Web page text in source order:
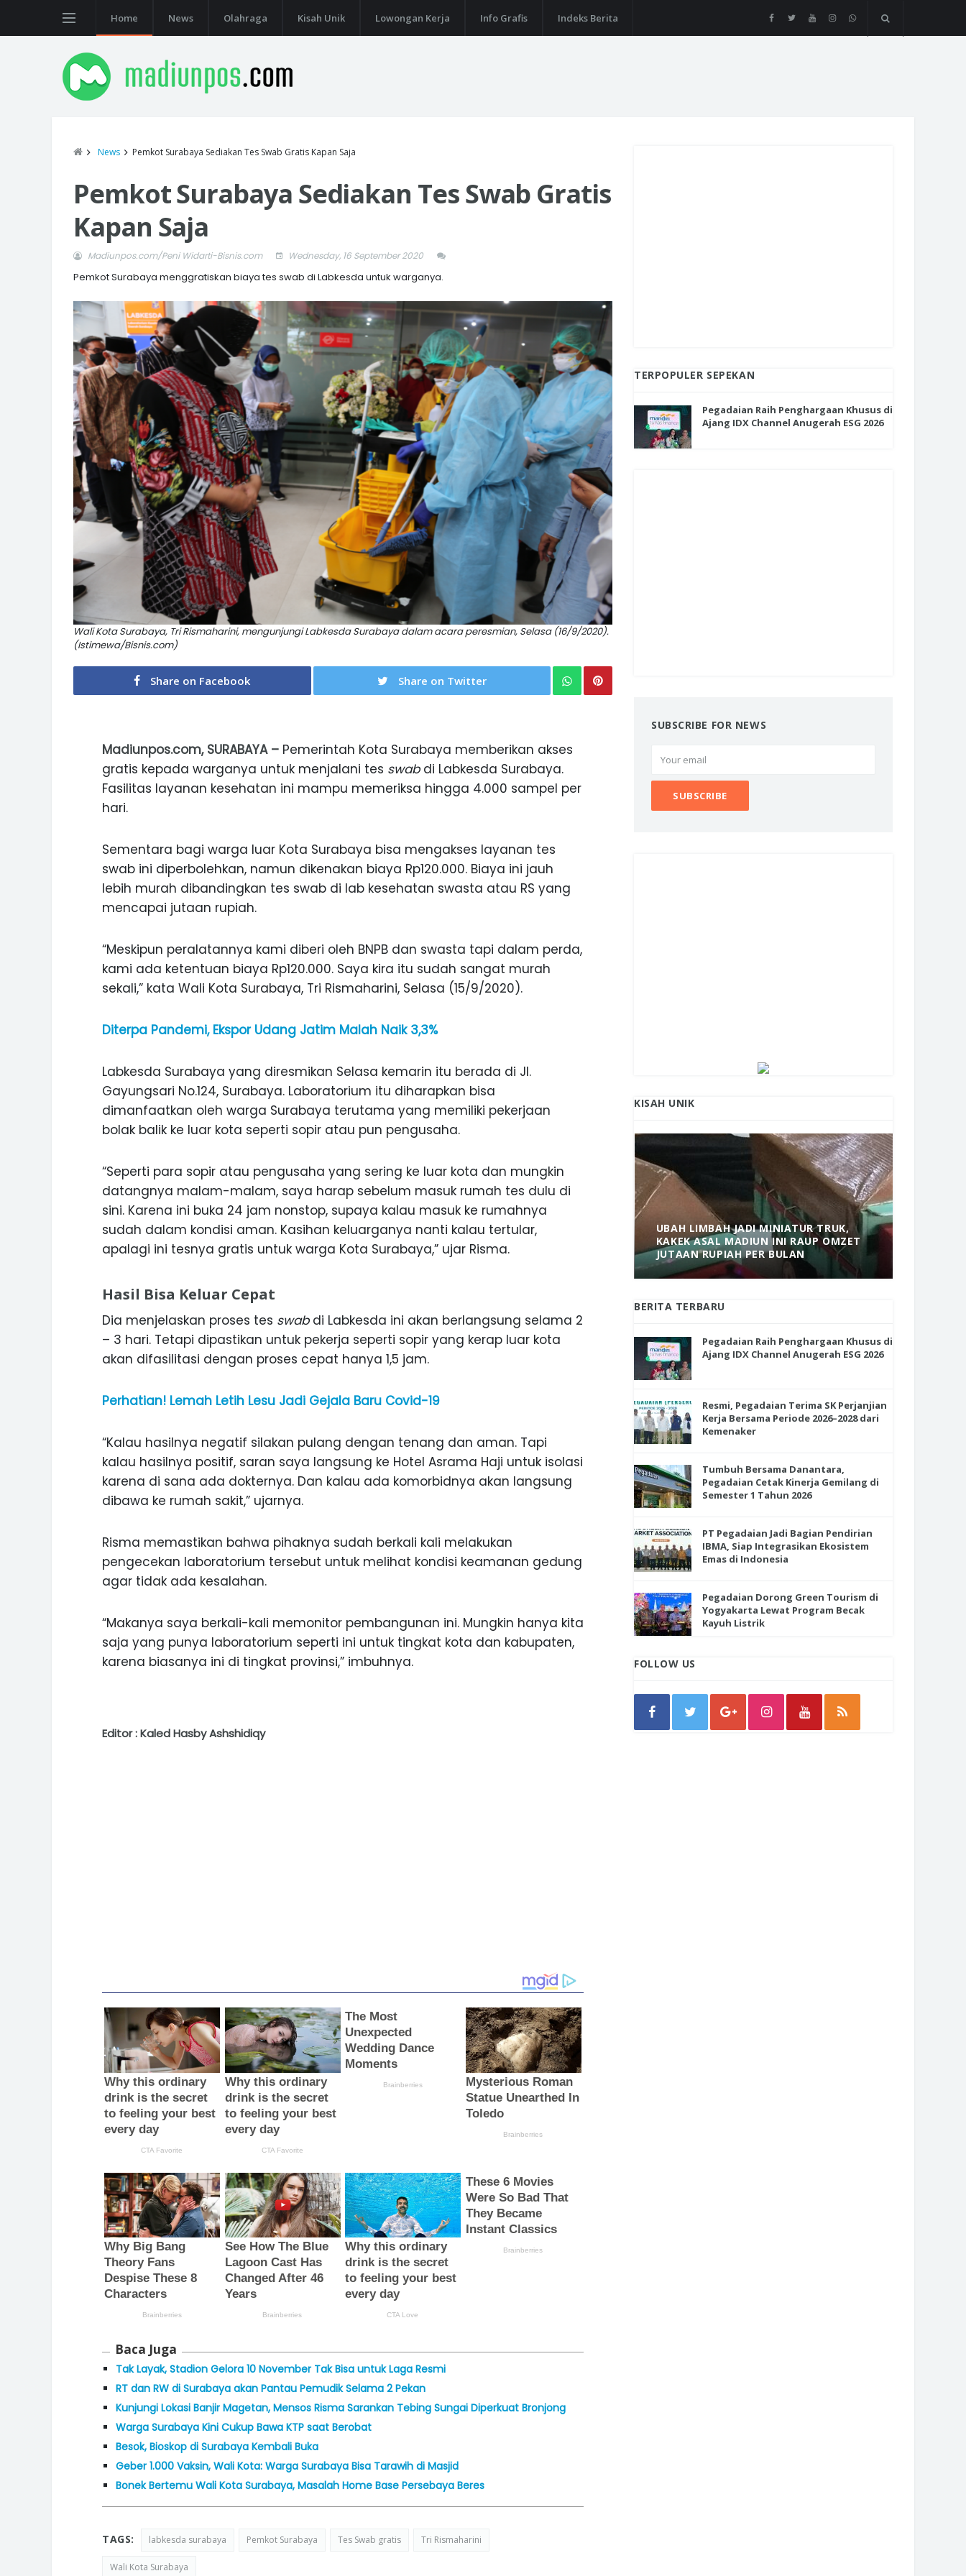
Home News Olahraga Kisah Unik Lowongan Kerja Info Grafis Indeks Berita
News Pemkot Surabaya Sediakan Tes Swab Gratis Kapan Saja
Pemkot Surabaya Sediakan Tes Swab Gratis
Kapan Saja
Madiunpos.com/Peni Widarti-Bisnis.com Wednesday, 16 September 2020
Pemkot Surabaya menggratiskan biaya tes swab di Labkesda untuk warganya.
Wali Kota Surabaya, Tri Rismaharini, mengunjungi Labkesda Surabaya dalam acara peresmian, Selasa (16/9/2020).
(Istimewa/Bisnis.com)
Share on Facebook Share on Twitter
Madiunpos.com, SURABAYA – Pemerintah Kota Surabaya memberikan akses
gratis kepada warganya untuk menjalani tes swab di Labkesda Surabaya.
Fasilitas layanan kesehatan ini mampu memeriksa hingga 4.000 sampel per
hari.
Sementara bagi warga luar Kota Surabaya bisa mengakses layanan tes
swab ini diperbolehkan, namun dikenakan biaya Rp120.000. Biaya ini jauh
lebih murah dibandingkan tes swab di lab kesehatan swasta atau RS yang
mencapai jutaan rupiah.
“Meskipun peralatannya kami diberi oleh BNPB dan swasta tapi dalam perda,
kami ada ketentuan biaya Rp120.000. Saya kira itu sudah sangat murah
sekali,” kata Wali Kota Surabaya, Tri Rismaharini, Selasa (15/9/2020).
Diterpa Pandemi, Ekspor Udang Jatim Malah Naik 3,3%
Labkesda Surabaya yang diresmikan Selasa kemarin itu berada di Jl.
Gayungsari No.124, Surabaya. Laboratorium itu diharapkan bisa
dimanfaatkan oleh warga Surabaya terutama yang memiliki pekerjaan
bolak balik ke luar kota seperti sopir atau pun pengusaha.
“Seperti para sopir atau pengusaha yang sering ke luar kota dan mungkin
datangnya malam-malam, saya harap sebelum masuk rumah tes dulu di
sini. Karena ini buka 24 jam nonstop, supaya kalau masuk ke rumahnya
sudah dalam kondisi aman. Kasihan keluarganya nanti kalau tertular,
apalagi ini tesnya gratis untuk warga Kota Surabaya,” ujar Risma.
Hasil Bisa Keluar Cepat
Dia menjelaskan proses tes swabdi Labkesda ini akan berlangsung selama 2
– 3 hari. Tetapi dipastikan untuk pekerja seperti sopir yang kerap luar kota
akan difasilitasi dengan proses cepat hanya 1,5 jam.
Perhatian! Lemah Letih Lesu Jadi Gejala Baru Covid-19
“Kalau hasilnya negatif silakan pulang dengan tenang dan aman. Tapi
kalau hasilnya positif, saran saya langsung ke Hotel Asrama Haji untuk isolasi
karena di sana ada dokternya. Dan kalau ada komorbidnya akan langsung
dibawa ke rumah sakit,” ujarnya.
Risma memastikan bahwa pihaknya sudah berkali kali melakukan
pengecekan laboratorium tersebut untuk melihat kondisi keamanan gedung
agar tidak ada kesalahan.
“Makanya saya berkali-kali memonitor pembangunan ini. Mungkin hanya kita
saja yang punya laboratorium seperti ini untuk tingkat kota dan kabupaten,
karena biasanya ini di tingkat provinsi,” imbuhnya.
Editor : Kaled Hasby Ashshidiqy
Baca Juga
Tak Layak, Stadion Gelora 10 November Tak Bisa untuk Laga Resmi
RT dan RW di Surabaya akan Pantau Pemudik Selama 2 Pekan
Kunjungi Lokasi Banjir Magetan, Mensos Risma Sarankan Tebing Sungai Diperkuat Bronjong
Warga Surabaya Kini Cukup Bawa KTP saat Berobat
Besok, Bioskop di Surabaya Kembali Buka
Geber 1.000 Vaksin, Wali Kota: Warga Surabaya Bisa Tarawih di Masjid
Bonek Bertemu Wali Kota Surabaya, Masalah Home Base Persebaya Beres
TAGS: labkesda surabaya Pemkot Surabaya Tes Swab gratis Tri Rismaharini
Wali Kota Surabaya
TERPOPULER SEPEKAN
Pegadaian Raih Penghargaan Khusus di
Ajang IDX Channel Anugerah ESG 2026
SUBSCRIBE FOR NEWS
KISAH UNIK
MANIS, LEGIT, DAN PAHIT, NIKMATNYA
DURIAN SEGULUNG MADIUN
ANAK-ANAK BOJONEGORO DAN
NGANJUK SEKOLAH DI SMPN SARADAN
SEJAK 1996
UBAH LIMBAH JADI MINIATUR TRUK,
KAKEK ASAL MADIUN INI RAUP OMZET
JUTAAN RUPIAH PER BULAN
BERITA TERBARU
Pegadaian Raih Penghargaan Khusus di
Ajang IDX Channel Anugerah ESG 2026
Resmi, Pegadaian Terima SK Perjanjian
Kerja Bersama Periode 2026–2028 dari
Kemenaker
Tumbuh Bersama Danantara,
Pegadaian Cetak Kinerja Gemilang di
Semester 1 Tahun 2026
PT Pegadaian Jadi Bagian Pendirian
IBMA, Siap Integrasikan Ekosistem
Emas di Indonesia
Pegadaian Dorong Green Tourism di
Yogyakarta Lewat Program Becak
Kayuh Listrik
FOLLOW US